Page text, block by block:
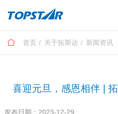
首页 关于拓斯达 新闻资讯
喜迎元旦，感恩相伴 |
发布日期：2023-12-29